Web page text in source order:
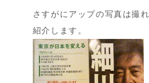
さすがにアップの写真は撮
紹介します。